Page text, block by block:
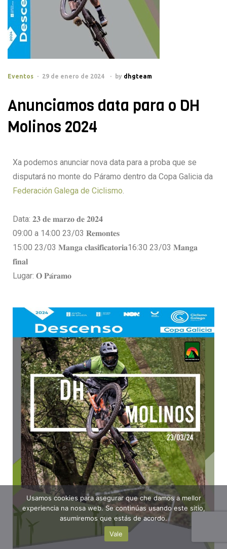
Eventos 29 de enero de 2024 by dhgteam
Anunciamos data para o DH
Molinos 2024
Xa podemos anunciar nova data para a proba que se
disputará no monte do Páramo dentro da Copa Galicia da
Federación Galega de Ciclismo
Data: 𝟐𝟑 𝐝𝐞 𝐦𝐚𝐫𝐳𝐨 𝐝𝐞 𝟐𝟎𝟐𝟒
09:00 a 14:00 23/03 𝐑𝐞𝐦𝐨𝐧𝐭𝐞𝐬
15:00 23/03 𝐌𝐚𝐧𝐠𝐚 𝐜𝐥𝐚𝐬𝐢𝐟𝐢𝐜𝐚𝐭𝐨𝐫𝐢𝐚16:30 23/03 𝐌𝐚𝐧𝐠𝐚
𝐟𝐢𝐧𝐚𝐥
Lugar: 𝐎 𝐏𝐚́𝐫𝐚𝐦𝐨
Usamos cookies para asegurar que che damos a mellor
experiencia na nosa web. Se continúas usando este sitio,
asumiremos que estás de acordo.
Vale